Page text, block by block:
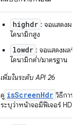
highdr : จอแสดงผล
ไดนามิกสูง
lowdr : จอแสดงผลที่
ไดนามิกต่ำ/มาตรฐาน
เพิ่มในระดับ API 26
ดู isScreenHdr วิธีการ
ระบุว่าหน้าจอมีฟีเจอร์ HDR